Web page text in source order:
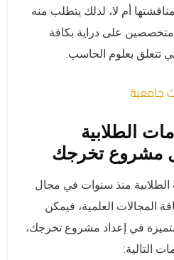
أم لا، لذلك يتطلب منه
على دراية بكافة
تتعلق بعلوم الحاسب.
جامعية
الطلابية
مشروع تخرجك
منذ سنوات في مجال
المجالات العلمية، فيمكن
في إعداد مشروع تخرجك،
التالية: